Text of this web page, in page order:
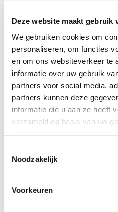
Deze website maakt gebruik
We gebruiken cookies om
personaliseren, om functies
en om ons websiteverkeer te
informatie over uw gebruik
partners voor social media,
partners kunnen deze
informatie die u aan ze heeft
verzameld op basis van uw
Noodzakelijk
Voorkeuren
zondag 4 januari, kun je met de
Kerstkabouters.
Kerstvakantie in Huis van
Een verhalenverteller,
kinderrondleidingen; in de